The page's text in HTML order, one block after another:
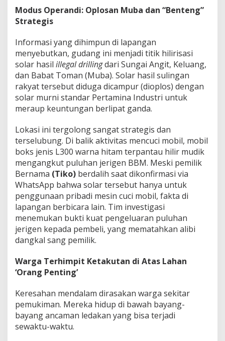
i
t
a
s
d
i
P
e
u
u
t
a
n
,
H
u
k
u
m
S
e
o
a
h
'
u
m
p
u
Modus Operandi: Oplosan Muba dan “Benteng”
Strategis
Informasi yang dihimpun di lapangan
menyebutkan, gudang ini menjadi titik hilirisasi
solar hasil illegal drillingdari Sungai Angit, Keluang,
dan Babat Toman (Muba). Solar hasil sulingan
rakyat tersebut diduga dicampur (dioplos) dengan
solar murni standar Pertamina Industri untuk
meraup keuntungan berlipat ganda.
Lokasi ini tergolong sangat strategis dan
terselubung. Di balik aktivitas mencuci mobil, mobil
boks jenis L300 warna hitam terpantau hilir mudik
mengangkut puluhan jerigen BBM. Meski pemilik
Bernama (Tiko) berdalih saat dikonfirmasi via
WhatsApp bahwa solar tersebut hanya untuk
penggunaan pribadi mesin cuci mobil, fakta di
lapangan berbicara lain. Tim investigasi
menemukan bukti kuat pengeluaran puluhan
jerigen kepada pembeli, yang mematahkan alibi
dangkal sang pemilik.
Warga Terhimpit Ketakutan di Atas Lahan
‘Orang Penting’
Keresahan mendalam dirasakan warga sekitar
pemukiman. Mereka hidup di bawah bayang-
bayang ancaman ledakan yang bisa terjadi
sewaktu-waktu.